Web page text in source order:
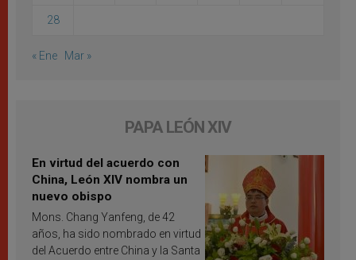
28
« Ene Mar »
PAPA LEÓN XIV
En virtud del acuerdo con
China, León XIV nombra un
nuevo obispo
Mons. Chang Yanfeng, de 42
años, ha sido nombrado en virtud
del Acuerdo entre China y la Santa